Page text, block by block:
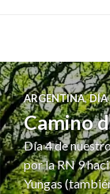
ARGENTINA,DÍA
Camino
Día 4 de
por la RN 9
Yungas